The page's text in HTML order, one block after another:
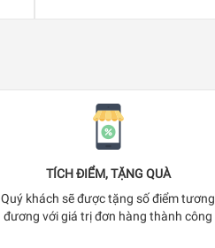
TÍCH ĐIỂM, TẶNG QUÀ
Quý khách sẽ được tặng số điểm tương
đương với giá trị đơn hàng thành công